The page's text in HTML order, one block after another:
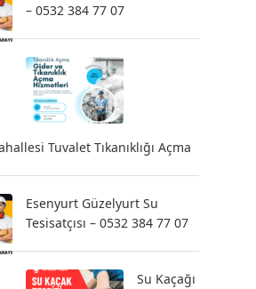
– 0532 384 77 07
Tuvalet Tıkanıklığı Açma
Esenyurt Güzelyurt Su
Tesisatçısı – 0532 384 77 07
Su Kaçağı